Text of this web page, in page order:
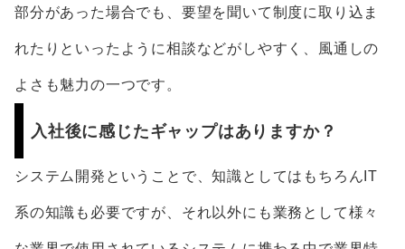
部分があった場合でも、要望を聞いて制度に取り込ま
れたりといったように相談などがしやすく、風通しの
よさも魅力の一つです。
入社後に感じたギャップはありますか？
システム開発ということで、知識としてはもちろんIT
系の知識も必要ですが、それ以外にも業務として様々